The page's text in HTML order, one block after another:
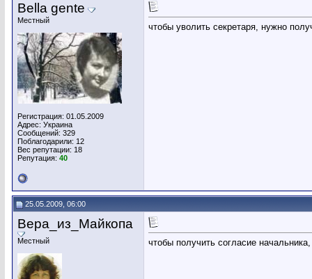
Bella gente
Местный
Регистрация: 01.05.2009
Адрес: Украина
Сообщений: 329
Поблагодарили: 12
Вес репутации: 18
Репутация: 40
чтобы уволить секретаря, нужно
25.05.2009, 06:00
Вера_из_Майкопа
Местный чтобы получить согласие